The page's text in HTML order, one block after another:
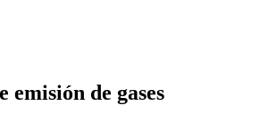
emisión de gases